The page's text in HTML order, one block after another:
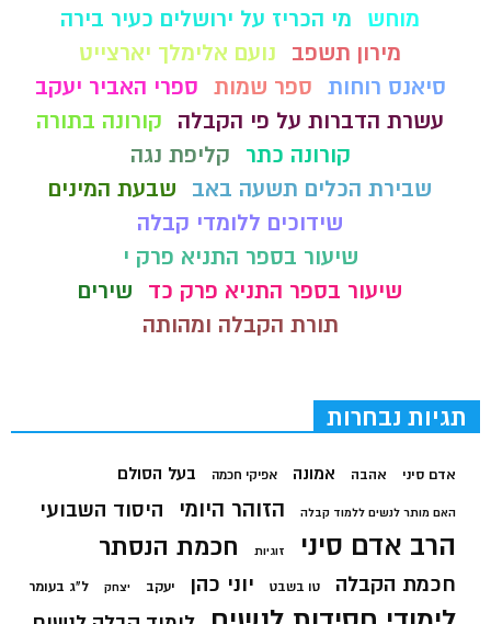
מוחש
מי הכריז על ירושלים כעיר בירה
מירון תשפב
נועם אלימלך יארצייט
סיאנס רוחות ספר שמות ספרי האביר יעקב
עשרת הדברות על פי הקבלה
קורונה בתורה
קורונה כתר
קליפת נגה
שבירת הכלים תשעה באב
שבעת המינים
שידוכים ללומדי קבלה
שיעור בספר התניא פרק י
שיעור בספר התניא פרק כד
שירים
תורת הקבלה ומהותה
תגיות נבחרות
אדם סיני אהבה אמונה אפיקי חכמה בעל הסולם
האם מותר לנשים ללמוד קבלה הזוהר היומי היסוד השבועי
הרב אדם סיני זוגיות חכמת הנסתר
חכמת הקבלה טו בשבט יוני כהן יעקב יצחק ל"ג בעומר